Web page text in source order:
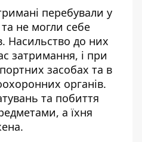
перебували у
не могли себе
Насильство до них
затримання, і при
засобах та в
органів.
та побиття
а їхня